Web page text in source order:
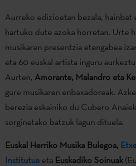
Aurreko edizioetan bezala, hainbat
hartuko dute azoka horretan. Urte
musikaren presentzia etengabea
eta 60 euskal artista inguru
Aurten, Amorante, Malandro eta
gure musikaren enbaxadoreak.
berezia eskainiko du Cubero
sorginetako batzuk lagun dituela.
Euskal Herriko Musika Bulegoa,
Institutua eta Euskadiko Soinuak